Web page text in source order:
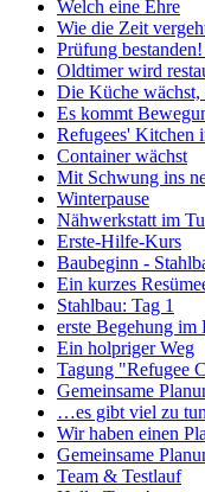
Welch eine Ehre
Wie die Zeit
Prüfung
Oldtimer wird
Die Küche
Es kommt
Refugees' Kitchen
Container wächst
Mit Schwung ins
Winterpause
Nähwerkstatt im
Erste-Hilfe-Kurs
Baubeginn -
Ein kurzes
Stahlbau: Tag 1
erste Begehung im
Ein holpriger Weg
Tagung "Refugee
Gemeinsame
…es gibt viel zu
Wir haben einen
Gemeinsame
Team & Testlauf